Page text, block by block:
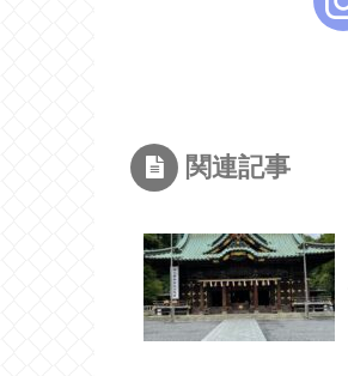
関連記事